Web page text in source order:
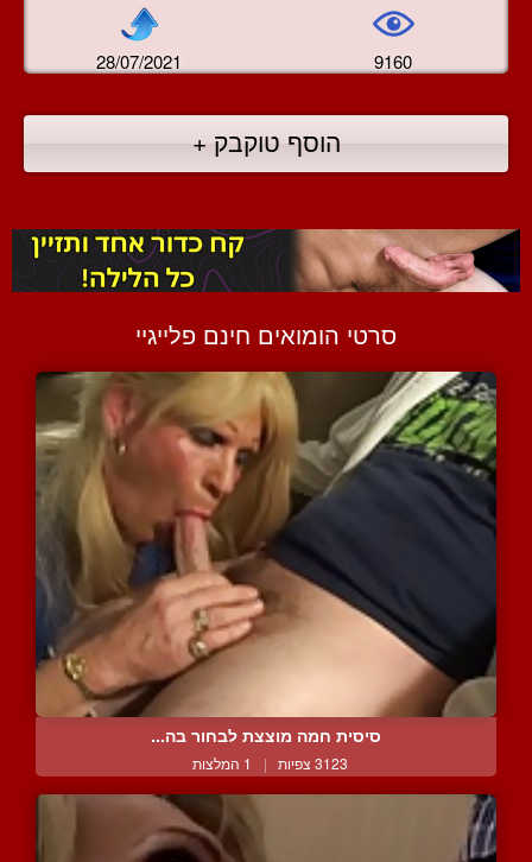
28/07/2021 9160
הוסף טוקבק +
סרטי הומואים חינם פלייגיי
סיסית חמה מוצצת לבחור בה...
3123 צפיות | 1 המלצות